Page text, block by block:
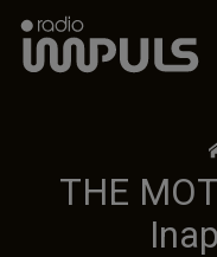
Radio Impuls
THE